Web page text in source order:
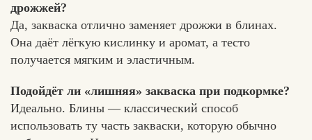
дрожжей?
Да, закваска отлично заменяет дрожжи в блинах.
Она даёт лёгкую кислинку и аромат, а тесто
получается мягким и эластичным.
Подойдёт ли «лишняя» закваска при подкормке?
Идеально. Блины — классический способ
использовать ту часть закваски, которую обычно